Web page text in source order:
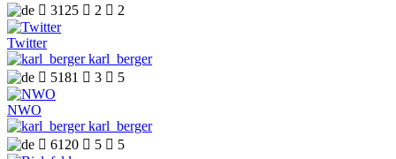
 3125  2  2
Twitter
karl_berger
 5181  3  5
NWO
karl_berger
 6120  5  5